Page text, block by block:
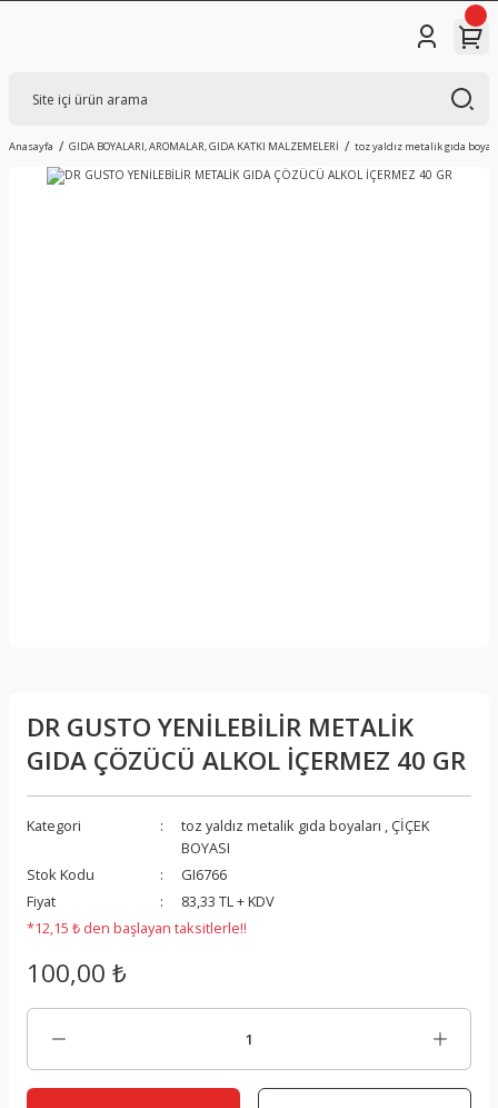
Anasayfa GIDA BOYALARI, AROMALAR, GIDA KATKI MALZEMELERİ toz yaldız metalik gıda
DR GUSTO YENİLEBİLİR METALİK
GIDA ÇÖZÜCÜ ALKOL İÇERMEZ 40 GR
Kategori toz yaldız metalik gıda boyaları , ÇİÇEK
BOYASI
Stok Kodu
GI6766
Fiyat
83,33 TL + KDV
*12,15 ₺ den başlayan taksitlerle!!
100,00 ₺